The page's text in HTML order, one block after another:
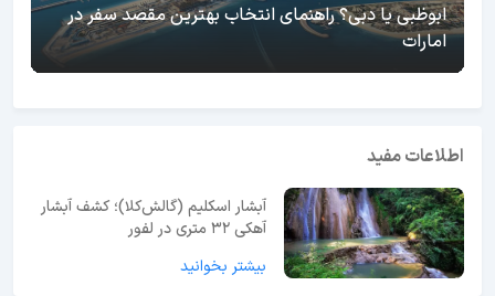
ابوظبی یا دبی؟ راهنمای انتخاب بهترین مقصد سفر در
امارات
اطلاعات مفید
آبشار اسکلیم (گالش‌کلا)؛ کشف آبشار
آهکی ۳۲ متری در لفور
بیشتر بخوانید